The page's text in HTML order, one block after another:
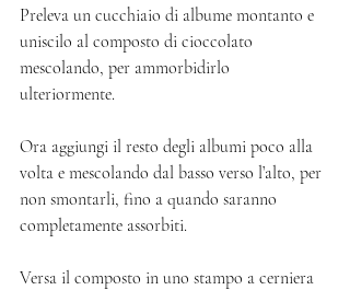
Preleva un cucchiaio di albume montanto e
uniscilo al composto di cioccolato
mescolando, per ammorbidirlo
ulteriormente.
Ora aggiungi il resto degli albumi poco alla
volta e mescolando dal basso verso l’alto, per
non smontarli, fino a quando saranno
completamente assorbiti.
Versa il composto in uno stampo a cerniera